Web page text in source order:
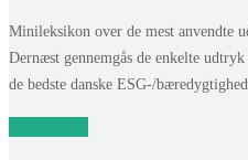
Minileksikon over de mest anvendte
Dernæst gennemgås de enkelte
de bedste danske ESG-/